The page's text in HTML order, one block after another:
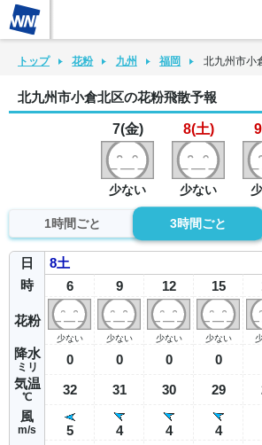
花粉カレンダー 花粉図鑑 花粉症チェックシ
トップ 花粉 九州 福岡 北九州市小
北九州市小倉北区の花粉飛散予報
7(金)
少ない
8(土)
少ない
1時間ごと 3時間ごと
日
時
花粉
降水
ミリ
気温
℃
風
m/s
8土
6
少ない
0
32
5
9
少ない
0
31
4
12
少ない
0
30
4
15
少ない
0
29
4